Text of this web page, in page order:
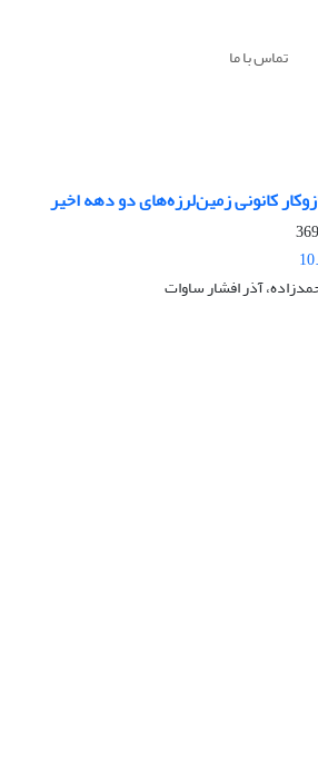
تماس با ما
کانونی زمین‌لرزه‌های دو دهه اخیر
آذر افشار ساوات